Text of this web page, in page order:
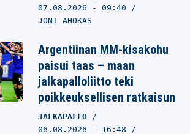
07.08.2026 - 09:40
JONI AHOKAS
Argentiinan MM-kisakohu
paisui taas – maan
jalkapalloliitto teki
poikkeuksellisen ratkaisun
JALKAPALLO
06.08.2026 - 16:48